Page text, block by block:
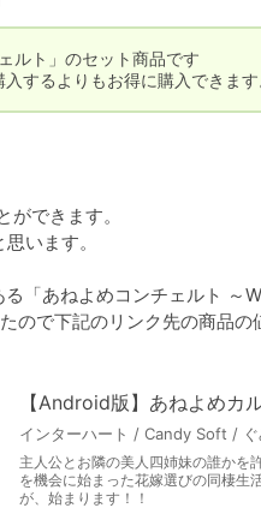
ルト」のセット商品です
するよりもお得に購入できます
できます。
います。
「あねよめコンチェルト
ので下記のリンク先の商品
【Android版】あねよめカ
主人公とお隣の美人四姉妹の誰かを
を機会に始まった花嫁選びの同棲
が、始まります！！